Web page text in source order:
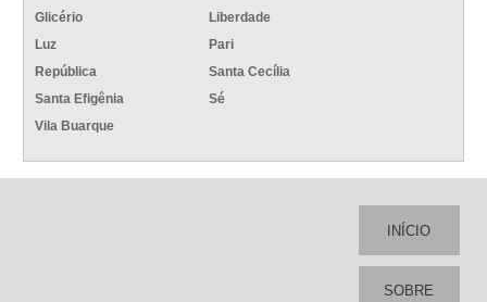
Glicério
Liberdade
Luz
Pari
República
Santa Cecília
Santa Efigênia
Sé
Vila Buarque
INÍCIO
SOBRE